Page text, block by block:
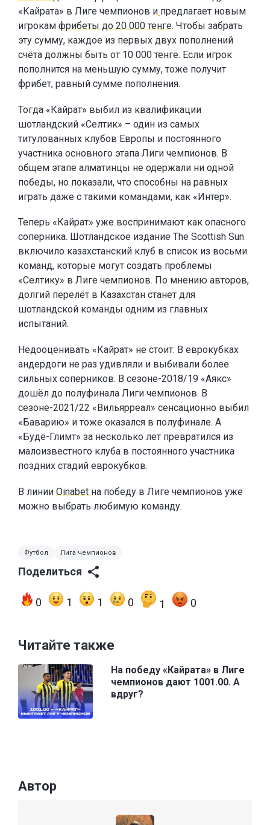
«Кайрата» в Лиге чемпионов и предлагает новым
игрокам фрибеты до 20 000 тенге. Чтобы забрать
эту сумму, каждое из первых двух пополнений
счёта должны быть от 10 000 тенге. Если игрок
пополнится на меньшую сумму, тоже получит
фрибет, равный сумме пополнения.
Тогда «Кайрат» выбил из квалификации
шотландский «Селтик» – один из самых
титулованных клубов Европы и постоянного
участника основного этапа Лиги чемпионов. В
общем этапе алматинцы не одержали ни одной
победы, но показали, что способны на равных
играть даже с такими командами, как «Интер».
Теперь «Кайрат» уже воспринимают как опасного
соперника. Шотландское издание The Scottish Sun
включило казахстанский клуб в список из восьми
команд, которые могут создать проблемы
«Селтику» в Лиге чемпионов. По мнению авторов,
долгий перелёт в Казахстан станет для
шотландской команды одним из главных
испытаний.
Недооценивать «Кайрат» не стоит. В еврокубках
андердоги не раз удивляли и выбивали более
сильных соперников. В сезоне-2018/19 «Аякс»
дошёл до полуфинала Лиги чемпионов. В
сезоне-2021/22 «Вильярреал» сенсационно выбил
«Баварию» и тоже оказался в полуфинале. А
«Будё-Глимт» за несколько лет превратился из
малоизвестного клуба в постоянного участника
поздних стадий еврокубков.
В линии Oinabet на победу в Лиге чемпионов уже
можно выбрать любимую команду.
Футбол Лига чемпионов
Поделиться
0 1 1 0 1 0
Читайте также
На победу «Кайрата» в Лиге
чемпионов дают 1001.00. А
вдруг?
Автор